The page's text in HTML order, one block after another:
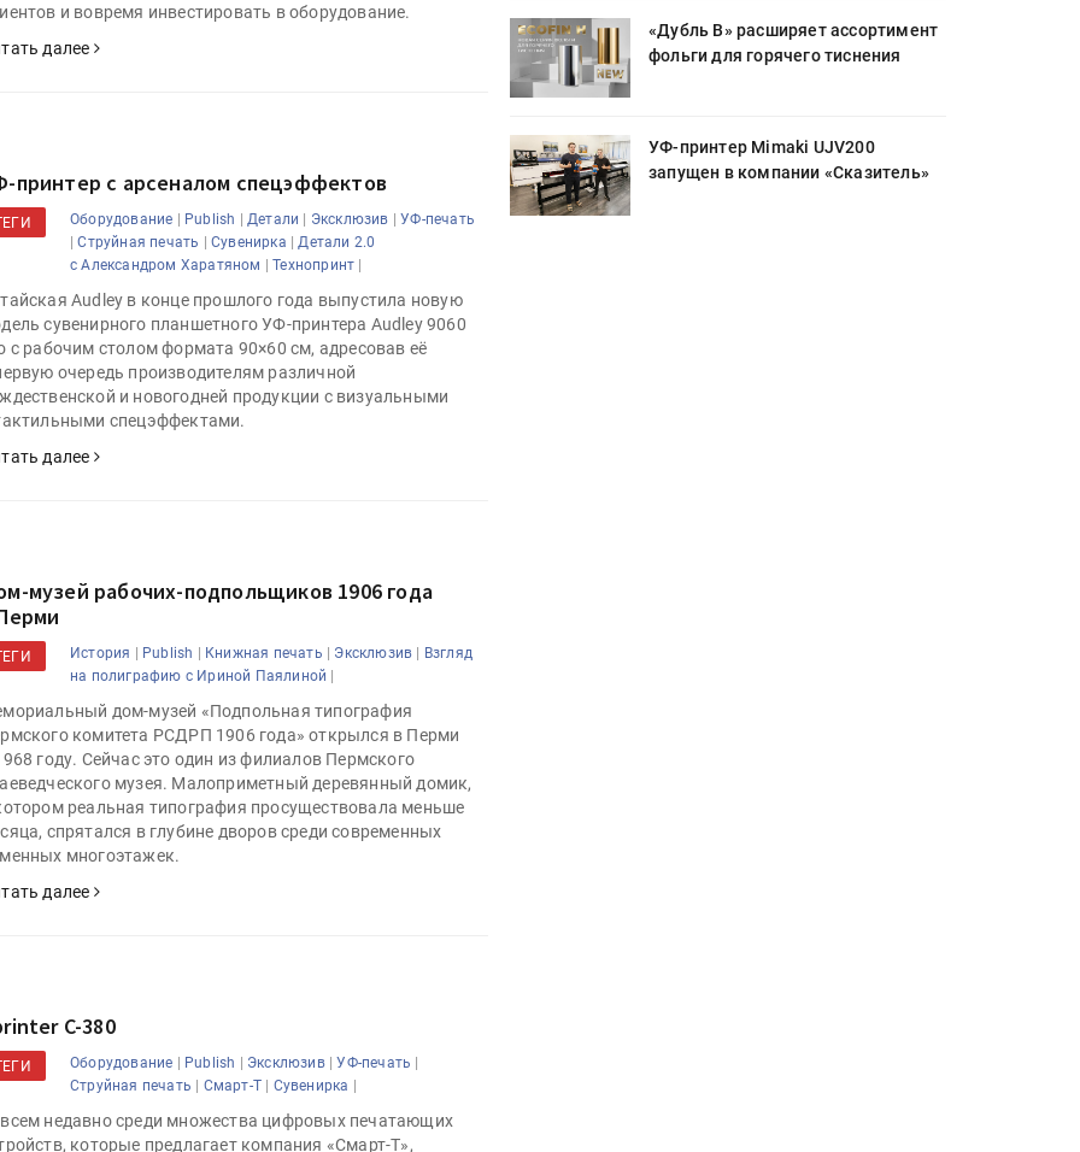
и вовремя инвестировать в оборудование.
далее
принтер с арсеналом спецэффектов
Оборудование | Publish | Детали | Эксклюзив |УФ-печать
|Струйная печать |Сувенирка | Детали 2.0
с Александром Харатяном |Технопринт |
Audley в конце прошлого года выпустила новую
сувенирного планшетного УФ-принтера Audley 9060
с рабочим столом формата 90×60 см, адресовав её
очередь производителям различной
и новогодней продукции с визуальными
спецэффектами.
далее
музей рабочих-подпольщиков 1906 года
История | Publish | Книжная печать | Эксклюзив | Взгляд
на полиграфию с Ириной Паялиной |
дом-музей «Подпольная типография
комитета РСДРП 1906 года» открылся в Перми
году. Сейчас это один из филиалов Пермского
музея. Малоприметный деревянный домик,
реальная типография просуществовала меньше
спрятался в глубине дворов среди современных
многоэтажек.
далее
C-380
Оборудование | Publish | Эксклюзив|УФ-печать |
Струйная печать | Смарт-Т | Сувенирка |
недавно среди множества цифровых печатающих
которые предлагает компания «Смарт-Т»,
запущен в компании «Сказитель»
«Дубль В» расширяет ассортимент
фольги для горячего тиснения
УФ-принтер Mimaki UJV200
запущен в компании «Сказитель»